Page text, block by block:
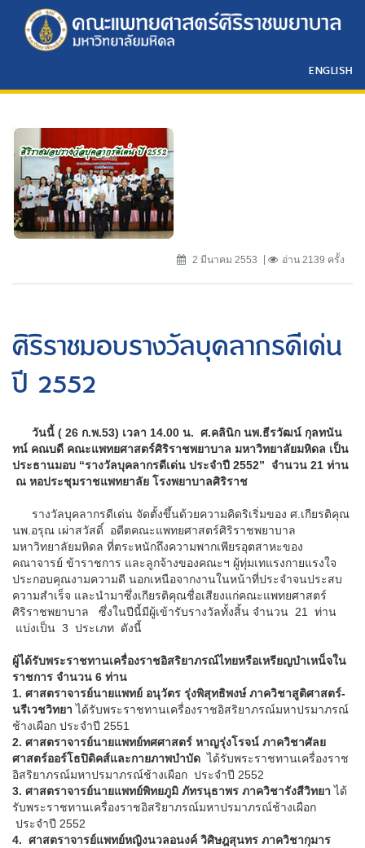
ENGLISH
2 มีนาคม 2553 อ่าน 2139 ครั้ง
ศิริราชมอบรางวัลบุคลากรดีเด่น
ปี 2552
วันนี้ ( 26 ก.พ.53) เวลา 14.00 น. ศ.คลินิก นพ.ธีรวัฒน์ กุลทนัน
ทน์ คณบดี คณะแพทยศาสตร์ศิริราชพยาบาล มหาวิทยาลัยมหิดล เป็น
ประธานมอบ “รางวัลบุคลากรดีเด่น ประจำปี 2552” จำนวน 21 ท่าน
ณ หอประชุมราชแพทยาลัย โรงพยาบาลศิริราช
รางวัลบุคลากรดีเด่น จัดตั้งขึ้นด้วยความคิดริเริ่มของ ศ.เกียรติคุณ
นพ.อรุณ เผ่าสวัสดิ์ อดีตคณะแพทยศาสตร์ศิริราชพยาบาล
มหาวิทยาลัยมหิดล ที่ตระหนักถึงความพากเพียรอุตสาหะของ
คณาจารย์ ข้าราชการ และลูกจ้างของคณะฯ ผู้ทุ่มเทแรงกายแรงใจ
ประกอบคุณงามความดี นอกเหนือจากงานในหน้าที่ประจำจนประสบ
ความสำเร็จ และนำมาซึ่งเกียรติคุณชื่อเสียงแก่คณะแพทยศาสตร์
ศิริราชพยาบาล ซึ่งในปีนี้มีผู้เข้ารับรางวัลทั้งสิ้น จำนวน 21 ท่าน
แบ่งเป็น 3 ประเภท ดังนี้
ผู้ได้รับพระราชทานเครื่องราชอิสริยาภรณ์ไทยหรือเหรียญบำเหน็จใน
ราชการ จำนวน 6 ท่าน
1. ศาสตราจารย์นายแพทย์ อนุวัตร รุ่งพิสุทธิพงษ์ ภาควิชาสูติศาสตร์-
นรีเวชวิทยาได้รับพระราชทานเครื่องราชอิสริยาภรณ์มหาปรมาภรณ์
ช้างเผือก ประจำปี 2551
2. ศาสตราจารย์นายแพทย์ทศศาสตร์ หาญรุ่งโรจน์ ภาควิชาศัลย
ศาสตร์ออร์โธปิดิคส์และกายภาพบำบัด ได้รับพระราชทานเครื่องราช
อิสริยาภรณ์มหาปรมาภรณ์ช้างเผือก ประจำปี 2552
3. ศาสตราจารย์นายแพทย์พิทยภูมิ ภัทรนุธาพร ภาควิชารังสีวิทยา ได้
รับพระราชทานเครื่องราชอิสริยาภรณ์มหาปรมาภรณ์ช้างเผือก
ประจำปี 2552
4. ศาสตราจารย์แพทย์หญิงนวลอนงค์ วิศิษฎสุนทร ภาควิชากุมาร